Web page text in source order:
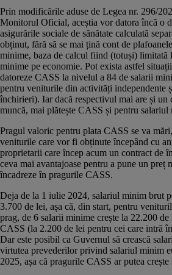
Prin modificările aduse de Legea nr. 296/
Monitorul Oficial, aceștia vor datora încă o
asigurările sociale de sănătate calculată
obținut, fără să se mai țină cont de
minime, baza de calcul fiind (totuși) limitată
minime pe economie. Pot exista astfel
datoreze CASS la nivelul a 84 de salarii
pentru veniturile din activități independente
închirieri). Iar dacă respectivul mai are și
muncă, mai plătește CASS și pentru salariul
Pragul valoric pentru plata CASS se va
veniturile care vor fi obținute începând cu
proprietarii care încep acum un contract de
ceva mai avantajoase pentru a pune un preț
încadreze în pragurile CASS.
Deja de la 1 iulie 2024, salariul minim brut
3.700 de lei, așa că, din start, pentru
prag, de 6 salarii minime crește la 22.200 de
CASS (la 2.200 de lei pentru cei care intră
Dar este posibil ca Guvernul să crească
virtutea prevederilor privind salariul minim
2025, așa că pragurile CASS ar putea